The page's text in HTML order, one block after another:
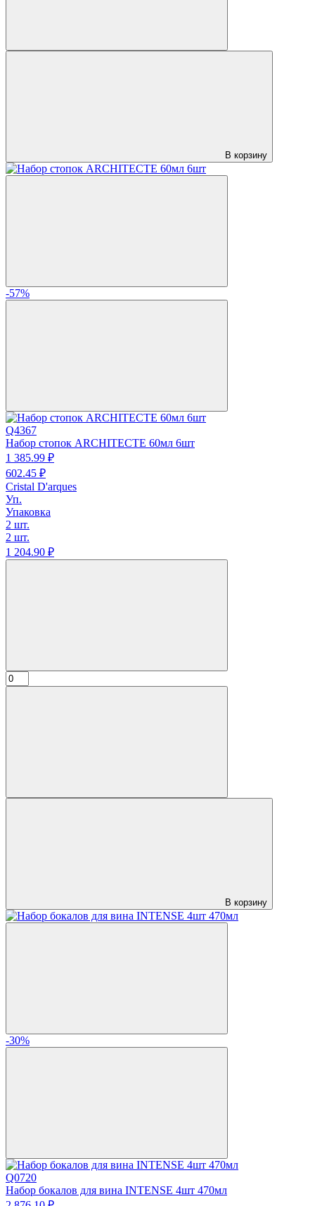
В корзину
-57%
Q4367
Набор стопок ARCHITECTE 60мл 6шт
1 385.99 ₽
602.45 ₽
Cristal D'arques
Уп.
Упаковка
2 шт.
2 шт.
1 204.90 ₽
В корзину
-30%
Q0720
Набор бокалов для вина INTENSE 4шт 470мл